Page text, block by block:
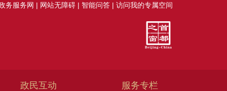
务服务网 | 网站无障碍 | 智能问答 | 访问我的专属空间
政民互动 服务专栏